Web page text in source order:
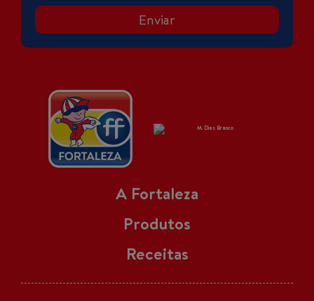
Enviar
A Fortaleza
Produtos
Receitas